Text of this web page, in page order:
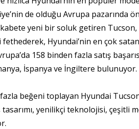
de olduğu Avrupa pazarında
yeni bir soluk getiren
fethederek, Hyundai’nin en çok
158 binden fazla satış
İspanya ve İngiltere bulunuyor.
beğeni toplayan Hyundai
yenilikçi teknolojisi, çeşitli